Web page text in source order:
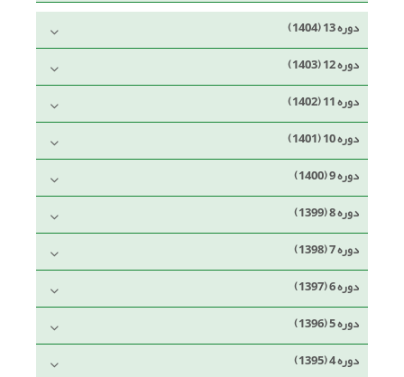
دوره 13 (1404)
دوره 12 (1403)
دوره 11 (1402)
دوره 10 (1401)
دوره 9 (1400)
دوره 8 (1399)
دوره 7 (1398)
دوره 6 (1397)
دوره 5 (1396)
دوره 4 (1395)